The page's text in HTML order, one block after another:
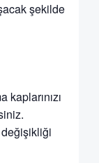
şekilde
kaplarınızı